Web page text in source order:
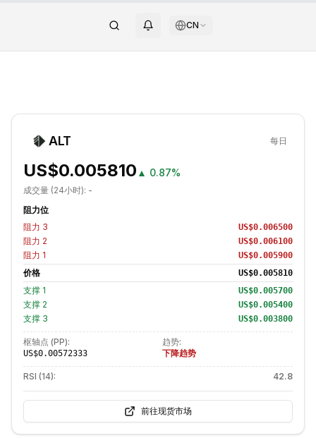
CN
ALT 每日
US$0.005810 ▲ 0.87%
成交量 (24小时): -
阻力位
阻力 3 US$0.006500
阻力 2 US$0.006100
阻力 1 US$0.005900
价格 US$0.005810
支撑 1 US$0.005700
支撑 2 US$0.005400
支撑 3 US$0.003800
枢轴点 (PP):
US$0.00572333
趋势:
下降趋势
RSI (14): 42.8
前往现货市场